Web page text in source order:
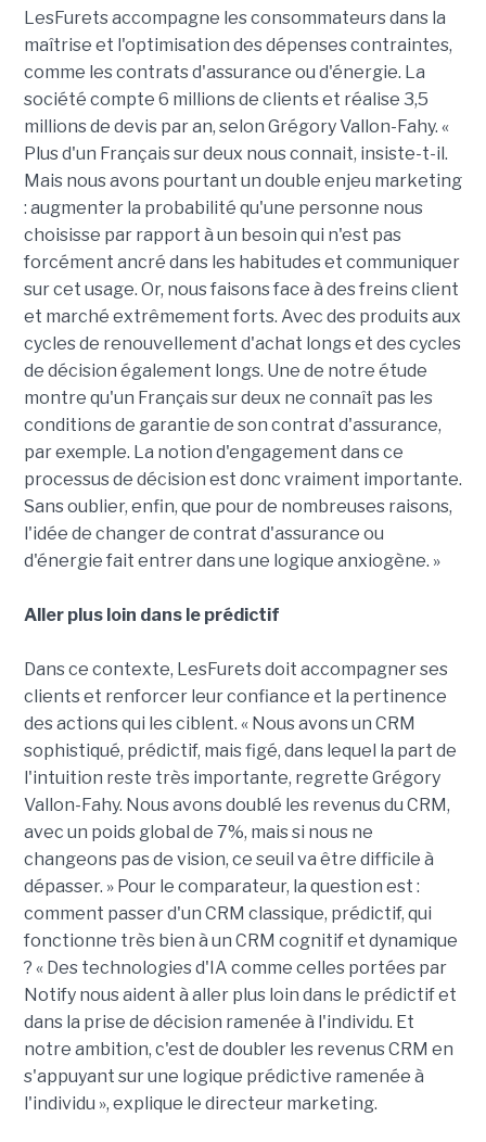
LesFurets accompagne les consommateurs dans la
maîtrise et l'optimisation des dépenses contraintes,
comme les contrats d'assurance ou d'énergie. La
société compte 6 millions de clients et réalise 3,5
millions de devis par an, selon Grégory Vallon-Fahy. «
Plus d'un Français sur deux nous connait, insiste-t-il.
Mais nous avons pourtant un double enjeu marketing
: augmenter la probabilité qu'une personne nous
choisisse par rapport à un besoin qui n'est pas
forcément ancré dans les habitudes et communiquer
sur cet usage. Or, nous faisons face à des freins client
et marché extrêmement forts. Avec des produits aux
cycles de renouvellement d'achat longs et des cycles
de décision également longs. Une de notre étude
montre qu'un Français sur deux ne connaît pas les
conditions de garantie de son contrat d'assurance,
par exemple. La notion d'engagement dans ce
processus de décision est donc vraiment importante.
Sans oublier, enfin, que pour de nombreuses raisons,
l'idée de changer de contrat d'assurance ou
d'énergie fait entrer dans une logique anxiogène. »
Aller plus loin dans le prédictif
Dans ce contexte, LesFurets doit accompagner ses
clients et renforcer leur confiance et la pertinence
des actions qui les ciblent. « Nous avons un CRM
sophistiqué, prédictif, mais figé, dans lequel la part de
l'intuition reste très importante, regrette Grégory
Vallon-Fahy. Nous avons doublé les revenus du CRM,
avec un poids global de 7%, mais si nous ne
changeons pas de vision, ce seuil va être difficile à
dépasser. » Pour le comparateur, la question est :
comment passer d'un CRM classique, prédictif, qui
fonctionne très bien à un CRM cognitif et dynamique
? « Des technologies d'IA comme celles portées par
Notify nous aident à aller plus loin dans le prédictif et
dans la prise de décision ramenée à l'individu. Et
notre ambition, c'est de doubler les revenus CRM en
s'appuyant sur une logique prédictive ramenée à
l'individu », explique le directeur marketing.